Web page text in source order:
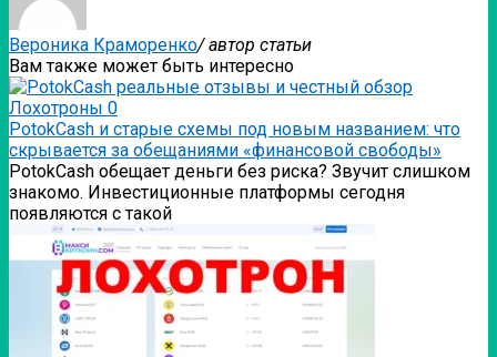
Вероника Краморенко/ автор статьи
Вам также может быть интересно
Лохотроны 0
PotokCash и старые схемы под новым названием: что
скрывается за обещаниями «финансовой свободы»
PotokCash обещает деньги без риска? Звучит слишком
знакомо. Инвестиционные платформы сегодня
появляются с такой